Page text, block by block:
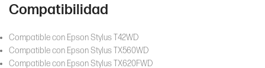
Compatibilidad
Compatible con Epson Stylus T42WD
Compatible con Epson Stylus TX560WD
Compatible con Epson Stylus TX620FWD